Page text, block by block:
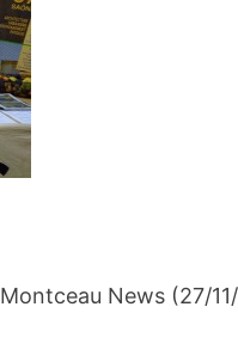
Montceau News (27/